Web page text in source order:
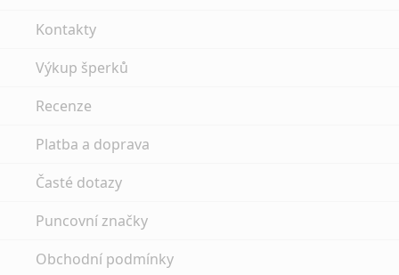
Kontakty
Výkup šperků
Recenze
Platba a doprava
Časté dotazy
Puncovní značky
Obchodní podmínky